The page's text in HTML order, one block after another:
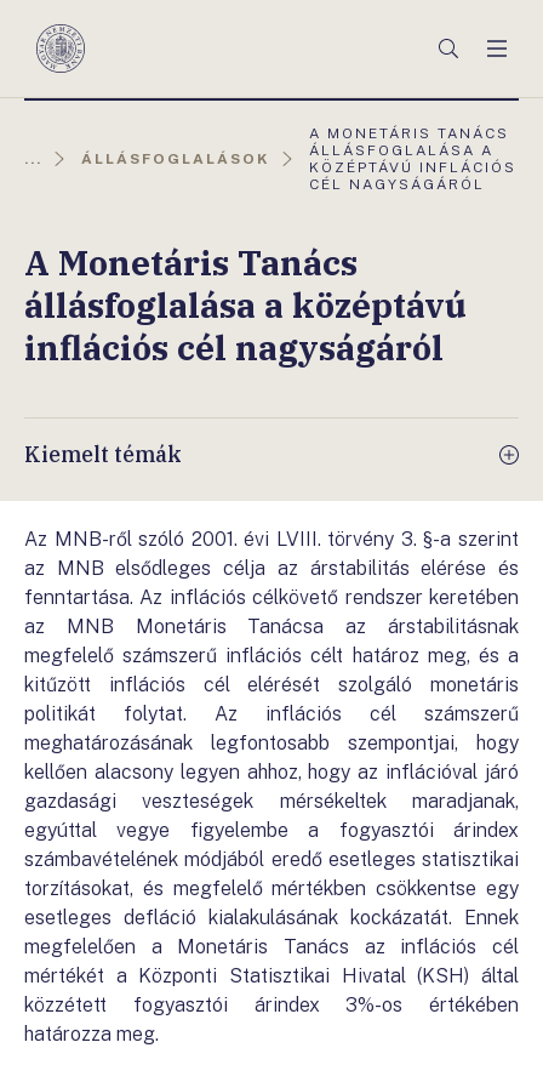
Magyar
Keresés
... ÁLLÁSFOGLALÁSOK
AKTUÁLIS
OLDAL:
A MONETÁRIS TANÁCS
ÁLLÁSFOGLALÁSA A
KÖZÉPTÁVÚ INFLÁCIÓS
CÉL NAGYSÁGÁRÓL
A Monetáris Tanács
állásfoglalása a középtávú
inflációs cél nagyságáról
Kiemelt témák
Az MNB-ről szóló 2001. évi LVIII. törvény 3. §-a szerint
az MNB elsődleges célja az árstabilitás elérése és
fenntartása. Az inflációs célkövető rendszer keretében
az MNB Monetáris Tanácsa az árstabilitásnak
megfelelő számszerű inflációs célt határoz meg, és a
kitűzött inflációs cél elérését szolgáló monetáris
politikát folytat. Az inflációs cél számszerű
meghatározásának legfontosabb szempontjai, hogy
kellően alacsony legyen ahhoz, hogy az inflációval járó
gazdasági veszteségek mérsékeltek maradjanak,
egyúttal vegye figyelembe a fogyasztói árindex
számbavételének módjából eredő esetleges statisztikai
torzításokat, és megfelelő mértékben csökkentse egy
esetleges defláció kialakulásának kockázatát. Ennek
megfelelően a Monetáris Tanács az inflációs cél
mértékét a Központi Statisztikai Hivatal (KSH) által
közzétett fogyasztói árindex 3%-os értékében
határozza meg.